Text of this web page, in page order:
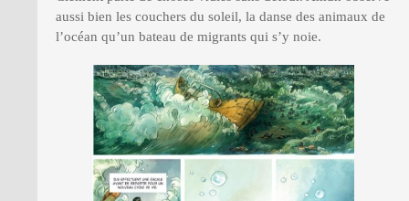
aussi bien les couchers du soleil, la danse des animaux de
l’océan qu’un bateau de migrants qui s’y noie.